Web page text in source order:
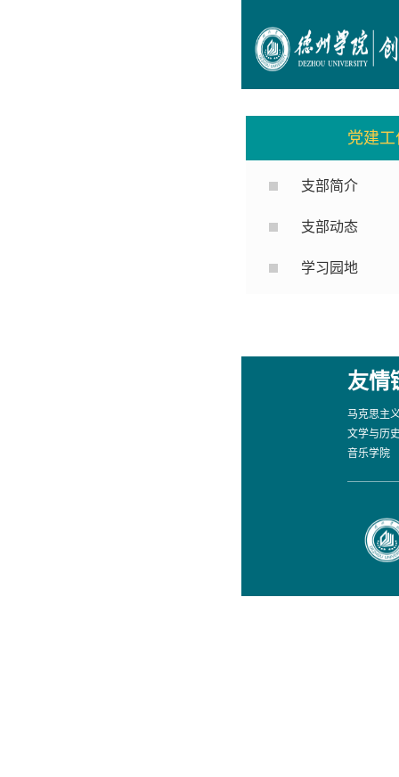
党建工
支部简介
支部动态
学习园地
友情
马克思主
文学与历
音乐学院